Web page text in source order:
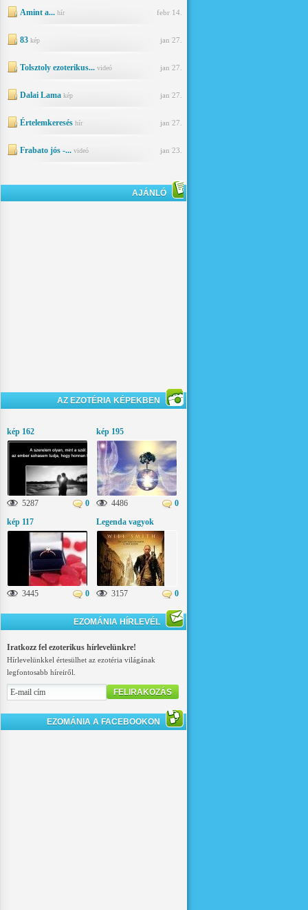
Amint a... hír febr 14.
83 kép jan 27.
Tolsztoly ezoterikus... videó jan 27.
Dalai Lama kép jan 27.
Értelemkeresés hír jan 27.
Frabato jós -... videó jan 23.
AJÁNLÓ
AZ EZOTÉRIA KÉPEKBEN
kép 162
5287 0
kép 195
4486
0
kép 117
3445 0
Legenda vagyok
3157 0
EZOMÁNIA HÍRLEVÉL
Iratkozz fel ezoterikus hírlevelünkre!
Hírlevelünkkel értesülhet az ezotéria világának
legfontosabb híreiről.
FELIRAKOZÁS
EZOMÁNIA A FACEBOOKON